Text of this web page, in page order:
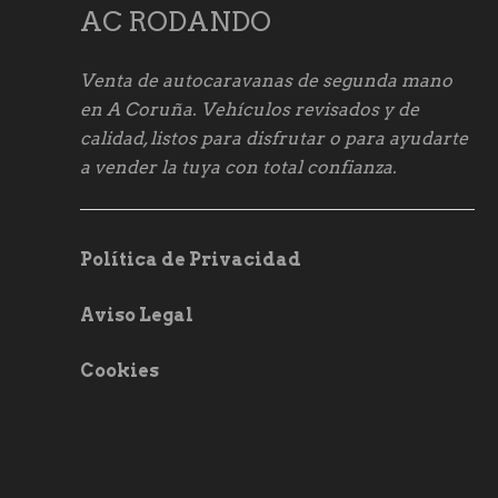
AC RODANDO
Venta de autocaravanas de segunda mano
en A Coruña. Vehículos revisados y de
calidad, listos para disfrutar o para ayudarte
a vender la tuya con total confianza.
Política de Privacidad
Aviso Legal
Cookies